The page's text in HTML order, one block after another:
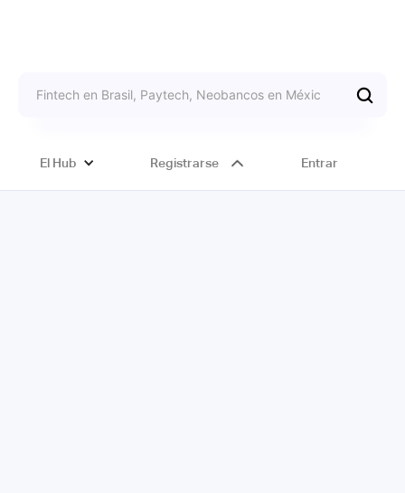
El Hub Registrarse Entrar